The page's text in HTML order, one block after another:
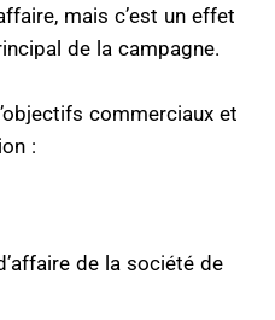
mais c’est un effet
de la campagne.
commerciaux et
:
de la société de